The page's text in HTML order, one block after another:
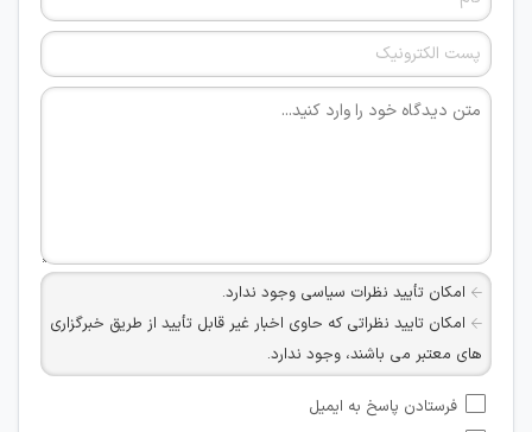
امکان تأیید نظرات سیاسی وجود ندارد.
امکان تایید نظراتی که حاوی اخبار غیر قابل تأیید از طریق خبرگزاری
های معتبر می باشند، وجود ندارد.
شبکه های مجازی ارتباطی می باشند وجود ندارد.
فرستادن پاسخ به ایمیل